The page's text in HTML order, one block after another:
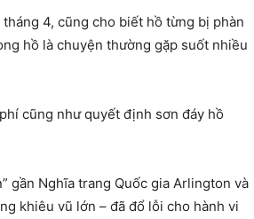
4, cũng cho biết hồ từng bị phàn
hồ là chuyện thường gặp suốt nhiều
cũng như quyết định sơn đáy hồ
gần Nghĩa trang Quốc gia Arlington và
khiêu vũ lớn – đã đổ lỗi cho hành vi